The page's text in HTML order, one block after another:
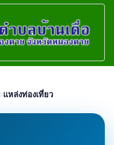
แหล่งท่องเที่ยว